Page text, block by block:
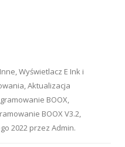
Inne,Wyświetlacz E Ink i
,Aktualizacja
BOOX,
BOOX V3.2,
2022 przez Admin.